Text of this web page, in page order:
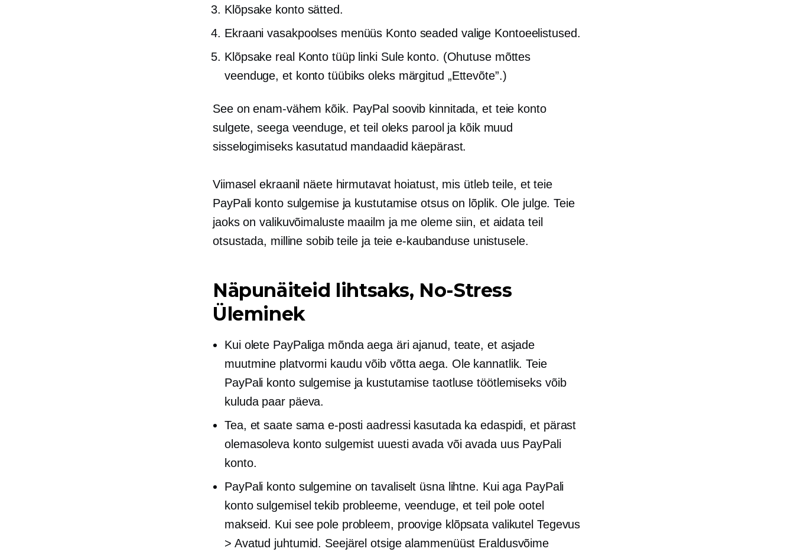
Klõpsake konto sätted.
Ekraani vasakpoolses menüüs Konto seaded valige Kontoeelistused.
Klõpsake real Konto tüüp linki Sule konto. (Ohutuse mõttes
veenduge, et konto tüübiks oleks märgitud „Ettevõte”.)
See on enam-vähem kõik. PayPal soovib kinnitada, et teie konto
sulgete, seega veenduge, et teil oleks parool ja kõik muud
sisselogimiseks kasutatud mandaadid käepärast.
Viimasel ekraanil näete hirmutavat hoiatust, mis ütleb teile, et teie
PayPali konto sulgemise ja kustutamise otsus on lõplik. Ole julge. Teie
jaoks on valikuvõimaluste maailm ja me oleme siin, et aidata teil
otsustada, milline sobib teile ja teie e-kaubanduse unistusele.
Näpunäiteid lihtsaks, No-Stress
Üleminek
Kui olete PayPaliga mõnda aega äri ajanud, teate, et asjade
muutmine platvormi kaudu võib võtta aega. Ole kannatlik. Teie
PayPali konto sulgemise ja kustutamise taotluse töötlemiseks võib
kuluda paar päeva.
Tea, et saate sama e-posti aadressi kasutada ka edaspidi, et pärast
olemasoleva konto sulgemist uuesti avada või avada uus PayPali
konto.
PayPali konto sulgemine on tavaliselt üsna lihtne. Kui aga PayPali
konto sulgemisel tekib probleeme, veenduge, et teil pole ootel
makseid. Kui see pole probleem, proovige klõpsata valikutel Tegevus
> Avatud juhtumid. Seejärel otsige alammenüüst Eraldusvõime